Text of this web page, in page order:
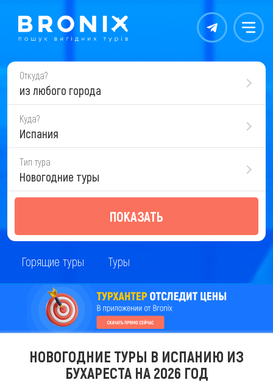
Контакты Меню
Откуда?
из любого города
Куда?
Испания
Тип тура
Новогодние туры
ПОКАЗАТЬ
Горящие туры Туры
НОВОГОДНИЕ ТУРЫ В ИСПАНИЮ ИЗ
БУХАРЕСТА НА 2026 ГОД